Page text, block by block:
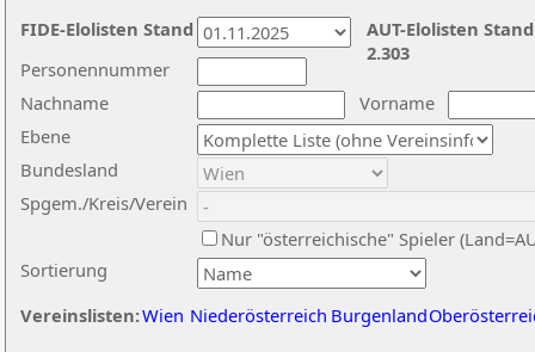
Nachname
Vorname
Ebene
Sortierung
Personennummer
Bundesland
Spgem./Kreis/Verein
Nur "österreichische" Spieler
Vereinslisten:Wien Niederösterreich Burgenland
AUT-Elolisten
2.303
FIDE-Elolisten Stand